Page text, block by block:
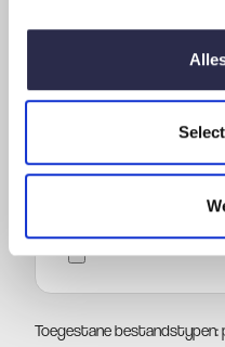
Toegestane bestandstypen: